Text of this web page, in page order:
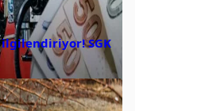
ilgilendiriyor! SGK